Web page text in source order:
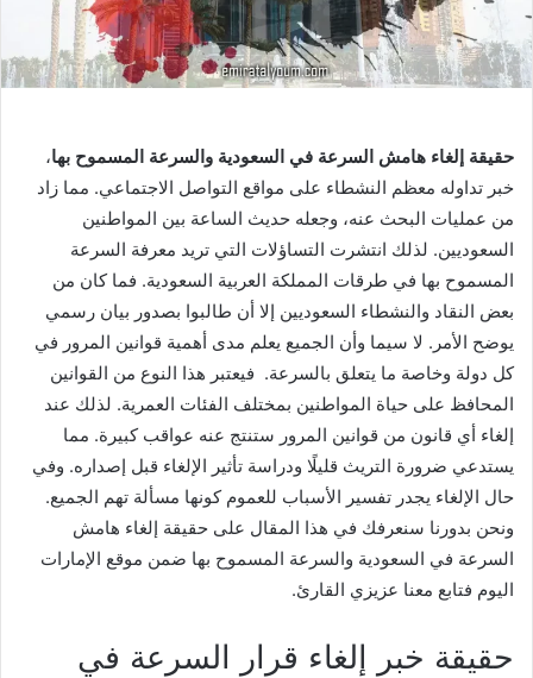
حقيقة إلغاء هامش السرعة في السعودية والسرعة المسموح بها،
خبر تداوله معظم النشطاء على مواقع التواصل الاجتماعي. مما زاد
من عمليات البحث عنه، وجعله حديث الساعة بين المواطنين
السعوديين. لذلك انتشرت التساؤلات التي تريد معرفة السرعة
المسموح بها في طرقات المملكة العربية السعودية. فما كان من
بعض النقاد والنشطاء السعوديين إلا أن طالبوا بصدور بيان رسمي
يوضح الأمر. لا سيما وأن الجميع يعلم مدى أهمية قوانين المرور في
كل دولة وخاصة ما يتعلق بالسرعة. فيعتبر هذا النوع من القوانين
المحافظ على حياة المواطنين بمختلف الفئات العمرية. لذلك عند
إلغاء أي قانون من قوانين المرور ستنتج عنه عواقب كبيرة. مما
يستدعي ضرورة التريث قليلًا ودراسة تأثير الإلغاء قبل إصداره. وفي
حال الإلغاء يجدر تفسير الأسباب للعموم كونها مسألة تهم الجميع.
ونحن بدورنا سنعرفك في هذا المقال على حقيقة إلغاء هامش
السرعة في السعودية والسرعة المسموح بها ضمن موقع الإمارات
اليوم فتابع معنا عزيزي القارئ.
حقيقة خبر إلغاء قرار السرعة في